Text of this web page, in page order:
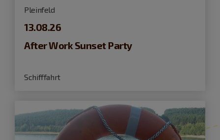
Pleinfeld
13.08.26
After Work Sunset Party
Schifffahrt